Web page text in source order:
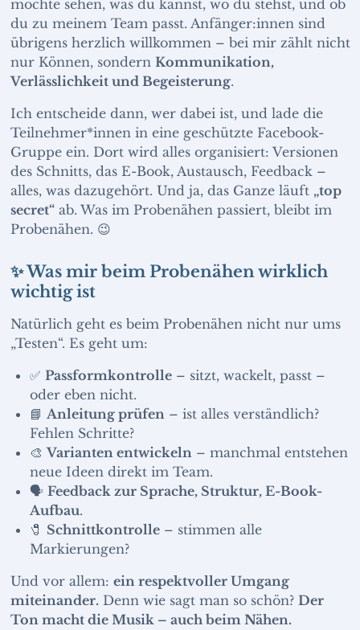
möchte sehen, was du kannst, wo du stehst, und ob
du zu meinem Team passt. Anfänger:innen sind
übrigens herzlich willkommen – bei mir zählt nicht
nur Können, sondern Kommunikation,
Verlässlichkeit und Begeisterung.
Ich entscheide dann, wer dabei ist, und lade die
Teilnehmer*innen in eine geschützte Facebook-
Gruppe ein. Dort wird alles organisiert: Versionen
des Schnitts, das E-Book, Austausch, Feedback –
alles, was dazugehört. Und ja, das Ganze läuft „top
secret“ab. Was im Probenähen passiert, bleibt im
Probenähen. 😉
✨ Was mir beim Probenähen wirklich
wichtig ist
Natürlich geht es beim Probenähen nicht nur ums
„Testen“. Es geht um:
✅ Passformkontrolle– sitzt, wackelt, passt –
oder eben nicht.
📘 Anleitung prüfen– ist alles verständlich?
Fehlen Schritte?
🎨Varianten entwickeln– manchmal entstehen
neue Ideen direkt im Team.
🗣️ Feedback zur Sprache, Struktur, E-Book-
Aufbau.
🧷 Schnittkontrolle– stimmen alle
Markierungen?
Und vor allem: ein respektvoller Umgang
miteinander.Denn wie sagt man so schön? Der
Ton macht die Musik – auch beim Nähen.